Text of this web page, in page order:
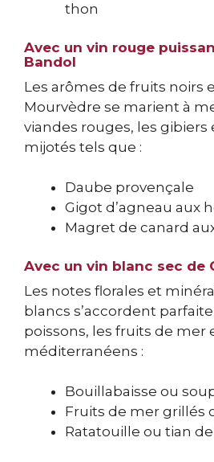
thon
Avec un vin rouge
Bandol
Les arômes de fruits noirs
Mourvèdre se marient à
viandes rouges, les gibiers
mijotés tels que :
Daube provençale
Gigot d’agneau aux
Magret de canard
Avec un vin blanc sec de
Les notes florales et
blancs s’accordent
poissons, les fruits de mer
méditerranéens :
Bouillabaisse ou
Fruits de mer grillés
Ratatouille ou tian